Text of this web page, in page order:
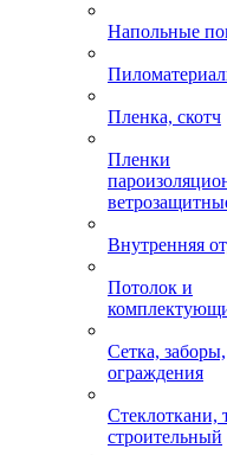
Напольные
Пленка, скотч
Пленки
Внутренняя
Потолок и
Сетка, заборы,
ограждения
Стеклоткани,
строительный